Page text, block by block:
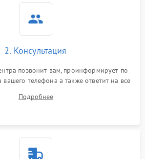
2. Консультация
позвонит вам, проинформирует по
вашего телефона а также ответит на все
Подробнее